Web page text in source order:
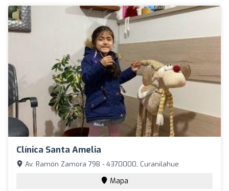
Clínica Santa Amelia
Av. Ramón Zamora 79B - 4370000, Curanilahue
Mapa